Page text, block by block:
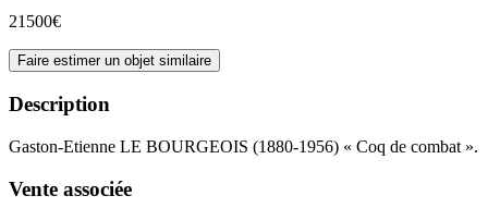
21500€
Faire estimer un objet similaire
Description
Gaston-Etienne LE BOURGEOIS (1880-1956) « Coq de combat ».
Vente associée